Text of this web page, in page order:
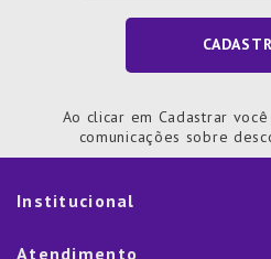
Ao clicar em Cadastrar
comunicações sobre
Institucional
História
Atendimento